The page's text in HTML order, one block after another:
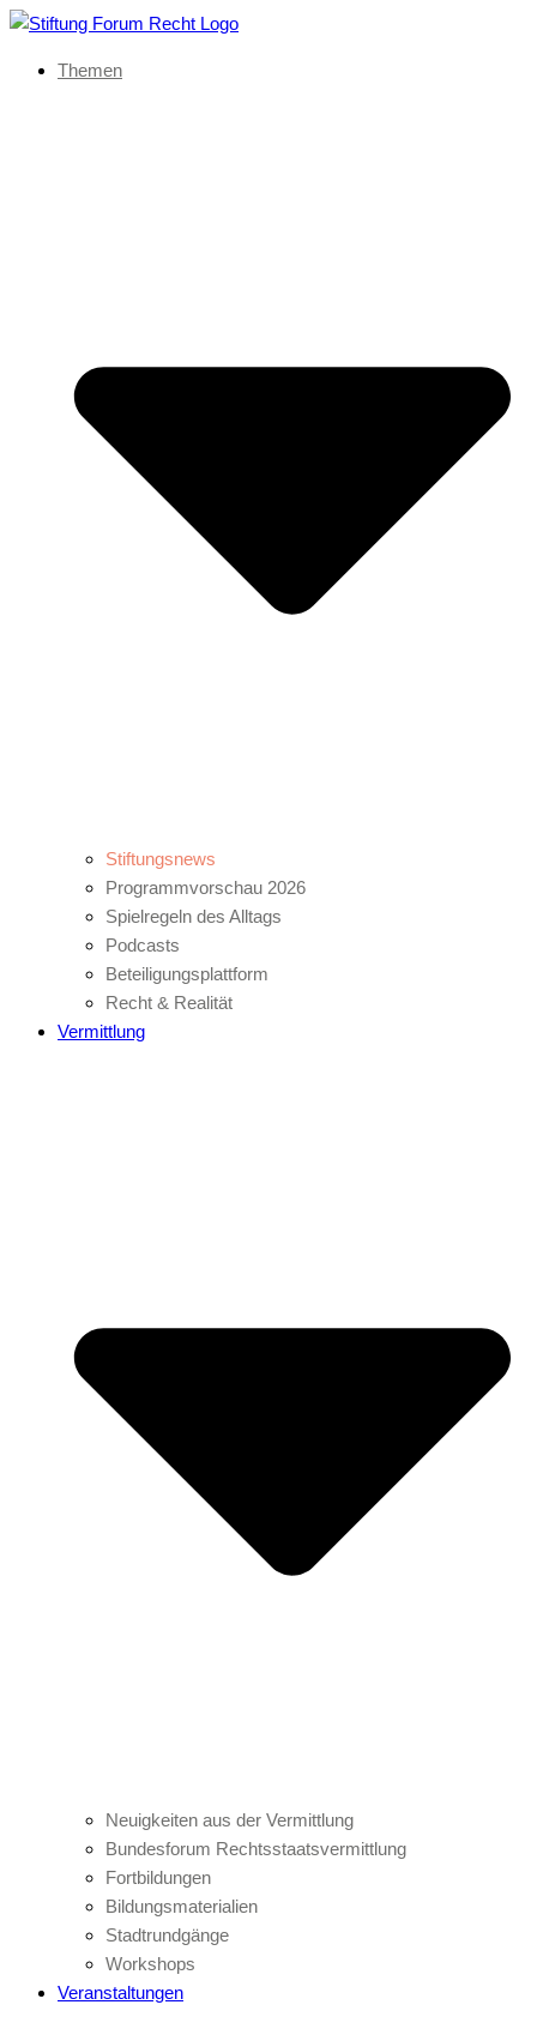
Themen
Stiftungsnews
Programmvorschau 2026
Spielregeln des Alltags
Podcasts
Beteiligungsplattform
Recht & Realität
Vermittlung
Neuigkeiten aus der Vermittlung
Bundesforum Rechtsstaatsvermittlung
Fortbildungen
Bildungsmaterialien
Stadtrundgänge
Workshops
Veranstaltungen